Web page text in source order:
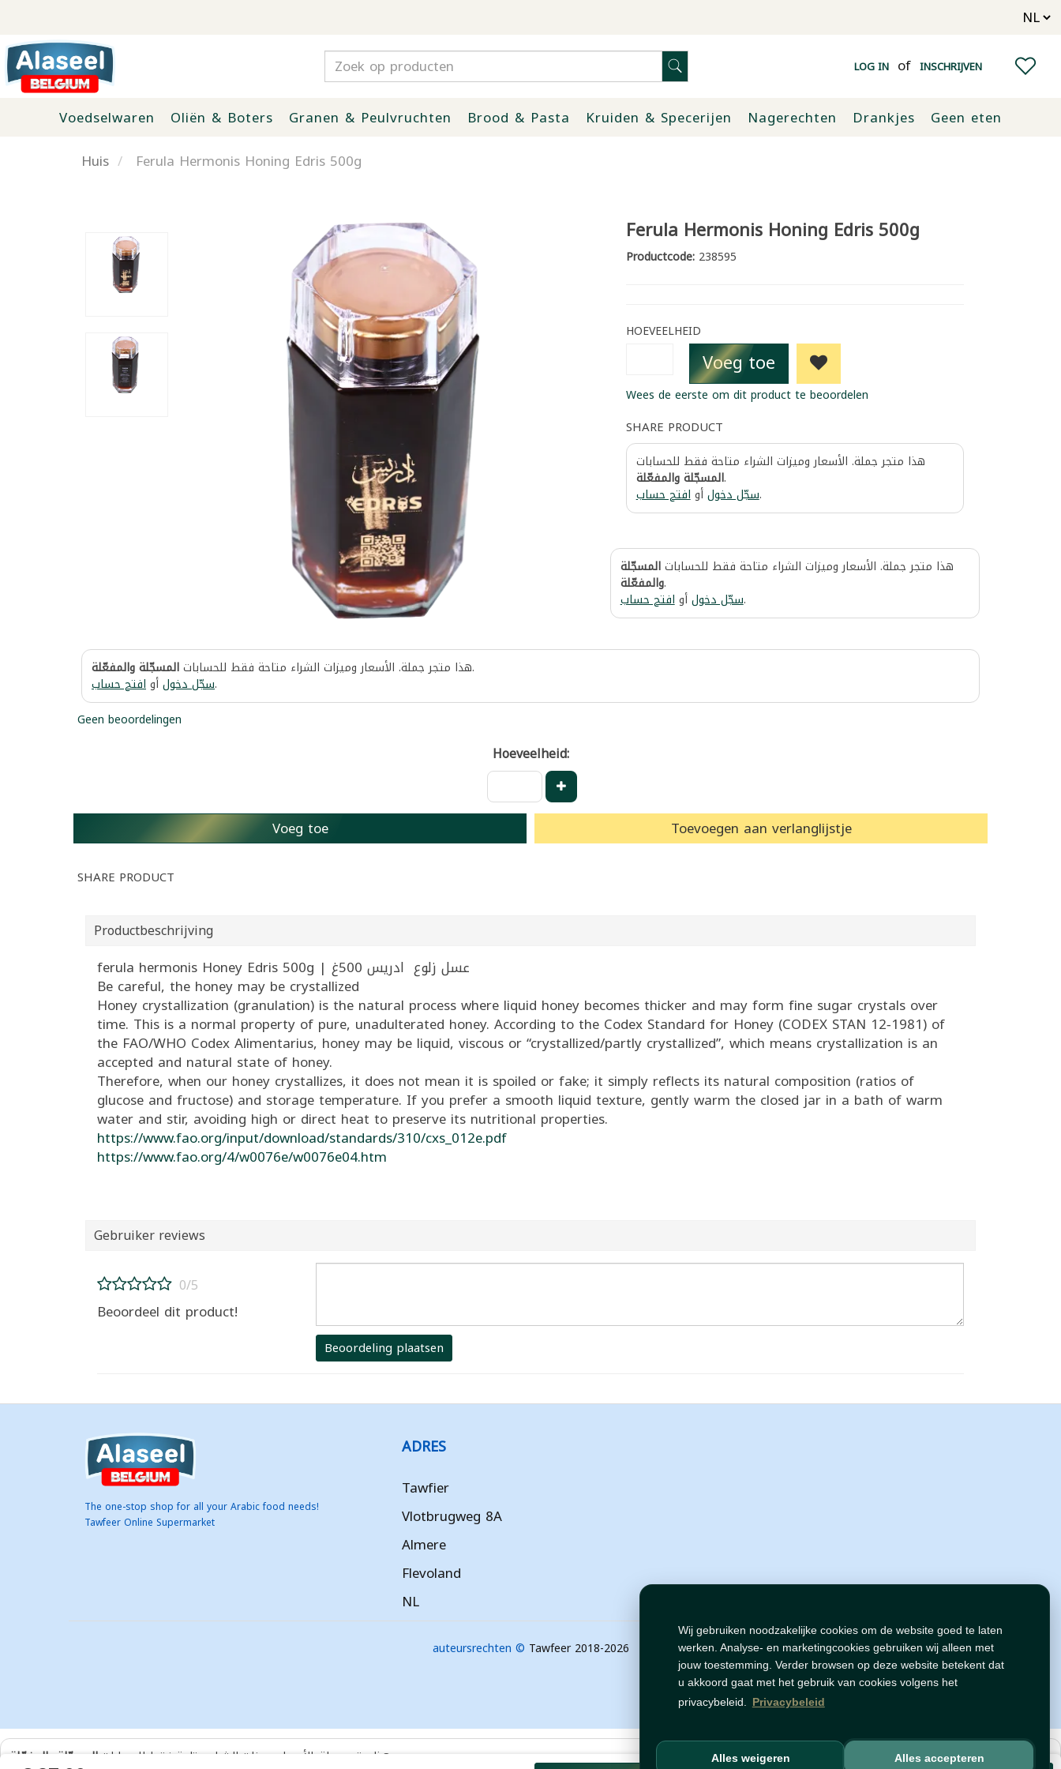
Wij gebruiken noodzakelijke cookies om de website goed te laten
werken. Analyse- en marketingcookies gebruiken wij alleen met
jouw toestemming. Verder browsen op deze website betekent dat
u akkoord gaat met het gebruik van cookies volgens het
privacybeleid. Privacybeleid
Alles weigeren Alles accepteren
LOG IN of INSCHRIJVEN
Voedselwaren Oliën & Boters Granen & Peulvruchten Brood & Pasta Kruiden & Specerijen Nagerechten Drankjes
Geen eten
Huis
Ferula Hermonis Honing Edris 500g
Ferula Hermonis Honing Edris 500g
Productcode:238595
HOEVEELHEID
Voeg toe
Wees de eerste om dit product te beoordelen
SHARE PRODUCT
هذا متجر جملة. الأسعار وميزات الشراء متاحة فقط للحسابات
المسجّلة والمفعّلة.
سجّل دخولأوافتح حساب .
هذا متجر جملة. الأسعار وميزات الشراء متاحة فقط للحساباتالمسجّلة
والمفعّلة.
سجّل دخولأوافتح حساب .
هذا متجر جملة. الأسعار وميزات الشراء متاحة فقط للحساباتالمسجّلة والمفعّلة .
سجّل دخولأوافتح حساب
.
Geen beoordelingen
Hoeveelheid:
Voeg toe Toevoegen aan verlanglijstje
SHARE PRODUCT
Productbeschrijving
ferula hermonis Honey Edris 500g | عسل زلوع ادريس 500غ
Be careful, the honey may be crystallized
Honey crystallization (granulation) is the natural process where liquid honey becomes thicker and may form fine sugar crystals over
time. This is a normal property of pure, unadulterated honey. According to the Codex Standard for Honey (CODEX STAN 12‑1981) of
the FAO/WHO Codex Alimentarius, honey may be liquid, viscous or “crystallized/partly crystallized”, which means crystallization is an
accepted and natural state of honey.
Therefore, when our honey crystallizes, it does not mean it is spoiled or fake; it simply reflects its natural composition (ratios of
glucose and fructose) and storage temperature. If you prefer a smooth liquid texture, gently warm the closed jar in a bath of warm
water and stir, avoiding high or direct heat to preserve its nutritional properties.
https://www.fao.org/input/download/standards/310/cxs_012e.pdf
https://www.fao.org/4/w0076e/w0076e04.htm
Gebruiker reviews
0/5
Beoordeel dit product!
Beoordeling plaatsen
The one-stop shop for all your Arabic food needs!
Tawfeer Online Supermarket
ADRES
Tawfier
Vlotbrugweg 8A
Almere
Flevoland
NL
auteursrechten © Tawfeer 2018-2026
هذا متجر جملة. الأسعار وميزات الشراء متاحة فقط للحسابات المسجّلة والمفعّلة